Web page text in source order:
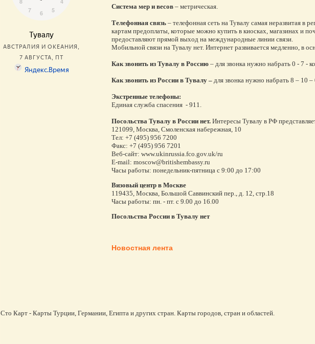
Система мер и весов – метрическая.
Телефонная связь – телефонная сеть на Тувалу самая неразвитая в
картам предоплаты, которые можно купить в киосках, магазинах и
предоставляют прямой выход на международные линии связи.
Мобильной связи на Тувалу нет. Интернет развивается медленно, в
Как звонить из Тувалу в Россию – для звонка нужно набрать 0 - 7 -
Как звонить из России в Тувалу – для звонка нужно набрать 8 – 10
Экстренные телефоны:
Единая служба спасения - 911.
Посольства Тувалу в России нет. Интересы Тувалу в РФ
121099, Москва, Смоленская набережная, 10
Тел: +7 (495) 956 7200
Факс: +7 (495) 956 7201
Веб-сайт: www.ukinrussia.fco.gov.uk/ru
E-mail: moscow@britishembassy.ru
Часы работы: понедельник-пятница с 9:00 до 17:00
Визовый центр в Москве
119435, Москва, Большой Саввинский пер., д. 12, стр.18
Часы работы: пн. - пт. с 9.00 до 16.00
Посольства России в Тувалу нет
Новостная лента
Сто Карт - Карты Турции, Германии, Египта и других стран. Карты городов, стран и областей.